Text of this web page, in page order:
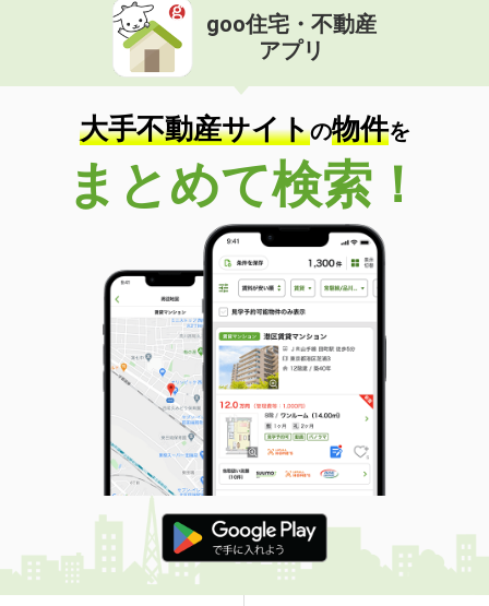
goo住宅・不動産
アプリ
大手不動産サイトの物件を
まとめて検索！